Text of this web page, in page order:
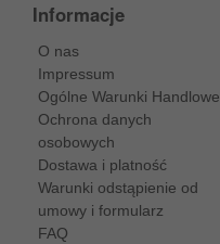
Informacje
O nas
Impressum
Ogólne Warunki Handlowe
Ochrona danych
osobowych
Dostawa i platność
Warunki odstąpienie od
umowy i formularz
FAQ